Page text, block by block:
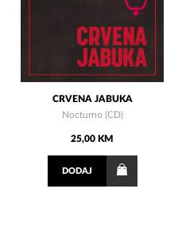
CRVENA JABUKA
Nocturno (CD)
25,00 KM
DODAJ